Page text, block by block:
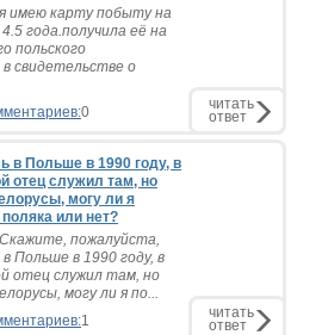
имею карту побыту на
года.получила её на
польского
свидетельстве о
0 читать
ответ
в Польше в 1990 году, в
отец служил там, но
могу ли я
или нет?
пожалуйста,
Польше в 1990 году, в
отец служил там, но
могу ли я по...
1 читать
ответ